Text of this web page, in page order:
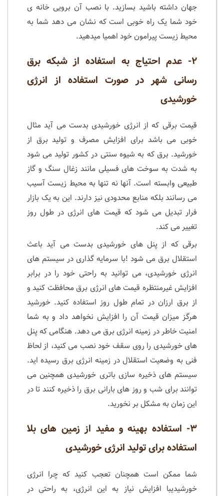
جهان داشته باشید بسازید. با نصب آن برویی خانه ی
خود شما یک راه خوبی است که نشان می دهد شما به
محیط زیست پیرامون خود اهمیا میدهید.
۲- عدم احتیاج به استفاده از شبکه برق
رسانی شهر در صورت استفاده از انرژی
خورشیدی
قیمت برقی که از انرژی خورشیدی بدست می آید مثال
خوبی می باشد برای افزایش مصرف و تولید برق از
خورشید. برق که به شیوه سنتی در کشور تولید می شود
به شدت به سوخت های فسیلی مانند زغال سنگ و گاز
طبیعی وابسته است. آنها نه تنها به محیط زیست آسیب
می رسانند بلکه منابع محدودی نیز دارند. این به یک بازار
فرار تبدیل می شود که قیمت های انرژی در طول روز
تغییر می کند.
برقی که از پنل های خورشیدی بدست می آید باعث
استقلال برق می شود !با سرمایه گذاری در سیستم های
انرژی خورشیدی، می توانید به راحتی خود را در برابر
افزایش غیرمنتظره قیمت های انرژی برق محافظت کنید و
از برق ارزان در تمام طول روز استفاده کنید. خورشید
هرگز میزان قیمت آن را افزایش نخواهد داد و به شما
امنیت خاطر در زمینه انرژی برق می دهد. هنگامی که پنل
های خورشیدی را روی سقف خود نصب می کنید، از لحاظ
فنی به وضعیت استقلال در زمینه انرژی برق رسیده اید.
سیستم های ذخیره سازی باتری خورشیدی همچنین می
توانند برای شب و روز های بارانی برق را ذخیره کنند تا در
این زمان به مشکل بر نخورید.
۳- استفاده بهینه و مفید از زمین های بلا
استفاده برای تولید انرژی خورشیدی
شما ممکن است همچنان تعجب کنید که چرا انرژی
خورشیدیبا افزایش نیاز به این انرژی، به راحتی در